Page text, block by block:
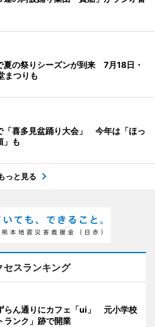
夏の祭りシーズンが到来 7月18日・
まつりも
「喜多見盆踊り大会」 今年は「ほっ
」も
っと見る
セスランキング
らん通りにカフェ「ui」 元小学校
ランク」跡で開業